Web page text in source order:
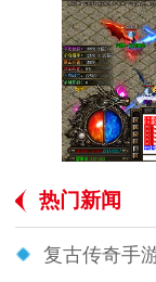
热门新闻
复古传奇手